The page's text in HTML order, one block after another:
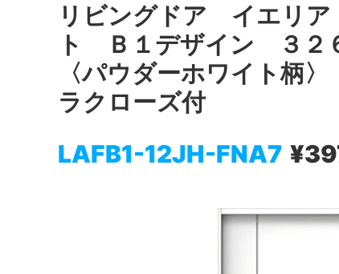
リビングドア イエリ
ト Ｂ１デザイン ３２
〈パウダーホワイト
ラクローズ付
LAFB1-12JH-FNA7